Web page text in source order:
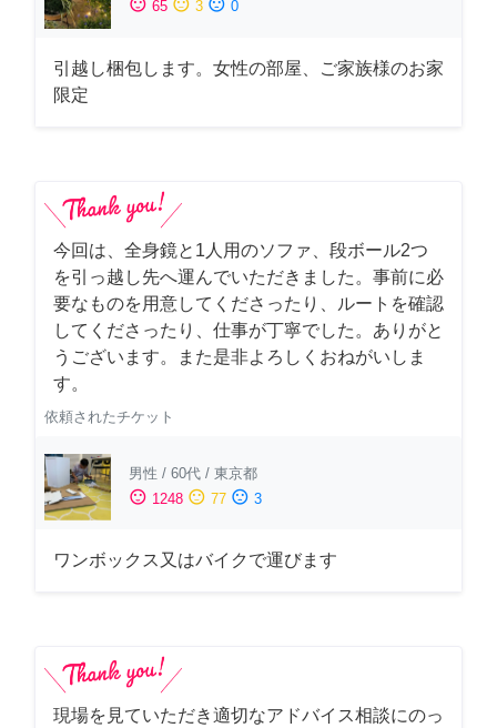
sentiment_satisfied 65 sentiment_neutral 3 sentiment_dissatisfied 0
引越し梱包します。女性の部屋、ご家族様のお家
限定
今回は、全身鏡と1人用のソファ、段ボール2つ
を引っ越し先へ運んでいただきました。事前に必
要なものを用意してくださったり、ルートを確認
してくださったり、仕事が丁寧でした。ありがと
うございます。また是非よろしくおねがいしま
す。
依頼されたチケット
男性 / 60代 / 東京都
sentiment_satisfied 1248 sentiment_neutral 77 sentiment_dissatisfied 3
ワンボックス又はバイクで運びます
現場を見ていただき適切なアドバイス相談にのっ